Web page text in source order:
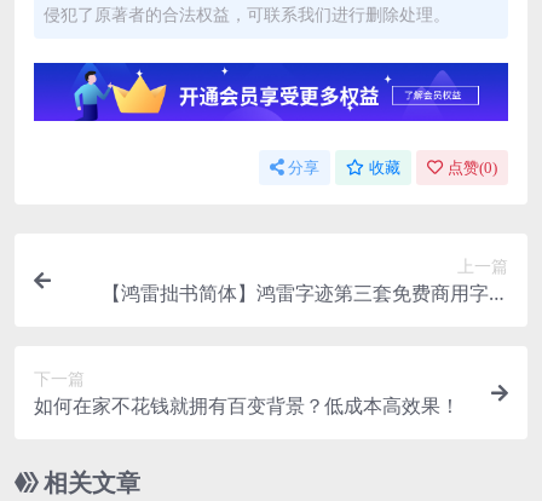
侵犯了原著者的合法权益，可联系我们进行删除处理。
分享 收藏 点赞(0)
上一篇
【鸿雷拙书简体】鸿雷字迹第三套免费商用字体
下一篇
如何在家不花钱就拥有百变背景？低成本高效果！
相关文章